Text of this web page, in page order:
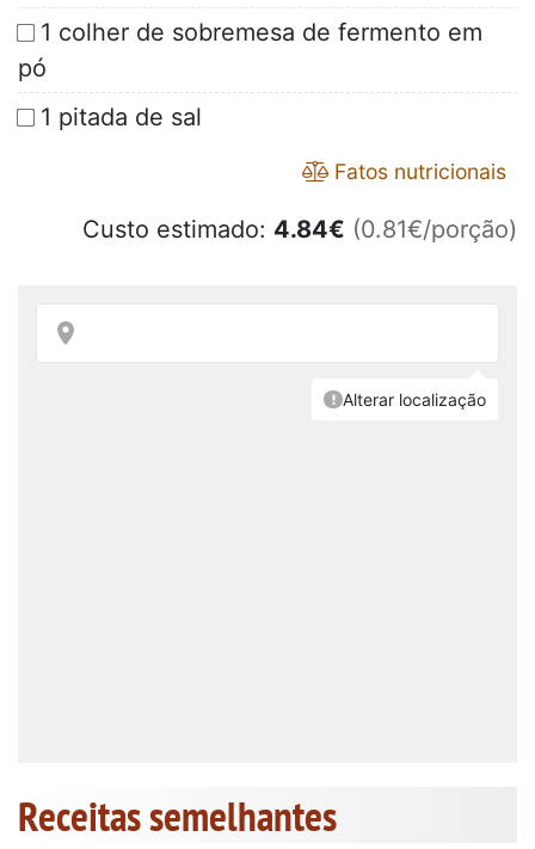
1 colher de sobremesa de fermento em
pó
1 pitada de sal
Fatos nutricionais
Custo estimado: 4.84€ (0.81€/porção)
Receitas semelhantes